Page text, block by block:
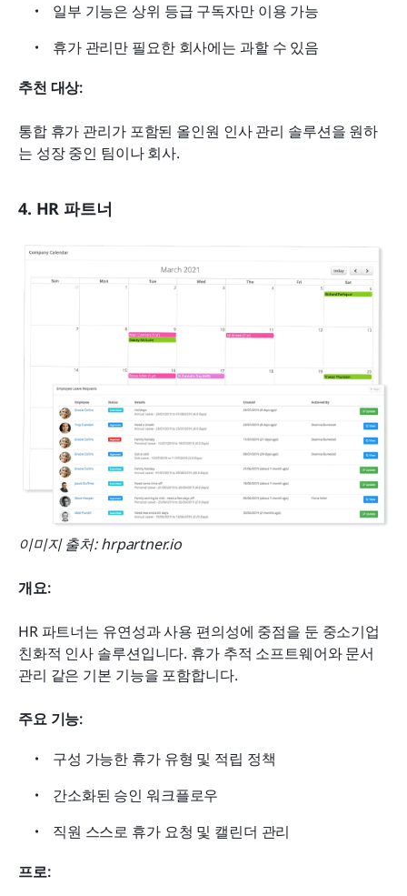
일부 기능은 상위 등급 구독자만 이용 가능
휴가 관리만 필요한 회사에는 과할 수 있음
추천 대상:
통합 휴가 관리가 포함된 올인원 인사 관리 솔루션을 원하
는 성장 중인 팀이나 회사.
4. HR 파트너
이미지 출처: hrpartner.io
개요:
HR 파트너는 유연성과 사용 편의성에 중점을 둔 중소기업
친화적 인사 솔루션입니다. 휴가 추적 소프트웨어와 문서
관리 같은 기본 기능을 포함합니다.
주요 기능:
구성 가능한 휴가 유형 및 적립 정책
간소화된 승인 워크플로우
직원 스스로 휴가 요청 및 캘린더 관리
프로: